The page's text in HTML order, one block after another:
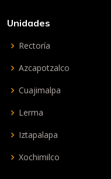
Unidades
Rectoría
Azcapotzalco
Cuajimalpa
Lerma
Iztapalapa
Xochimilco